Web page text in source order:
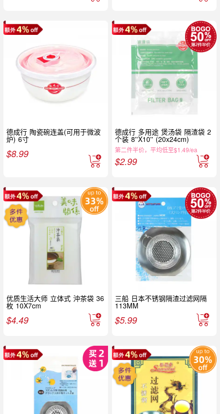
德成行 陶瓷碗连盖(可用于微波
炉) 6寸
$8.99
德成行 多用途 煲汤袋 隔渣袋 2
个装 8''X10'' (20x24cm)
第二件半价，平均低至$1.49/ea
$2.99
优质生活大师 立体式 沖茶袋 36
枚 10X7cm
$4.49
三船 日本不锈钢隔渣过滤网隔
113MM
$5.99